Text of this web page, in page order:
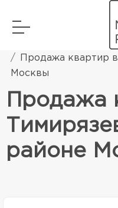
Элитная
Продажа квартир
Москвы
Продажа
районе